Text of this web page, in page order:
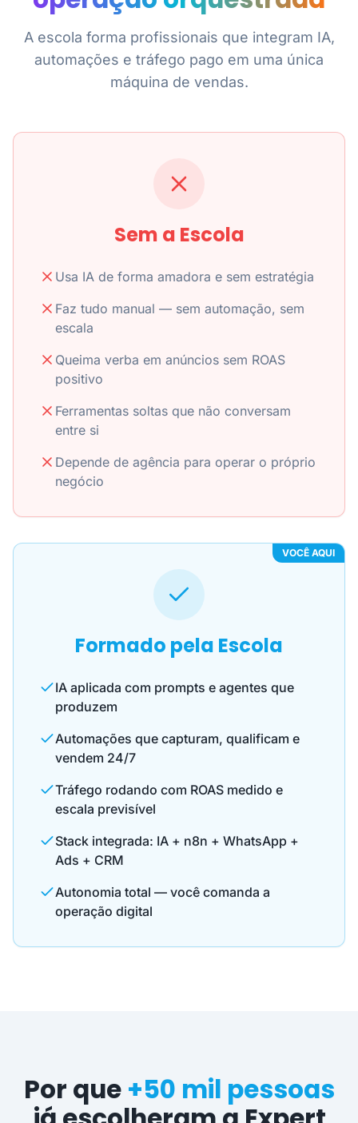
A escola forma profissionais que integram IA,
automações e tráfego pago em uma única
máquina de vendas.
Sem a Escola
Usa IA de forma amadora e sem estratégia
Faz tudo manual — sem automação, sem
escala
Queima verba em anúncios sem ROAS
positivo
Ferramentas soltas que não conversam
entre si
Depende de agência para operar o próprio
negócio
VOCÊ AQUI
Formado pela Escola
IA aplicada com prompts e agentes que
produzem
Automações que capturam, qualificam e
vendem 24/7
Tráfego rodando com ROAS medido e
escala previsível
Stack integrada: IA + n8n + WhatsApp +
Ads + CRM
Autonomia total — você comanda a
operação digital
Por que +50 mil pessoas